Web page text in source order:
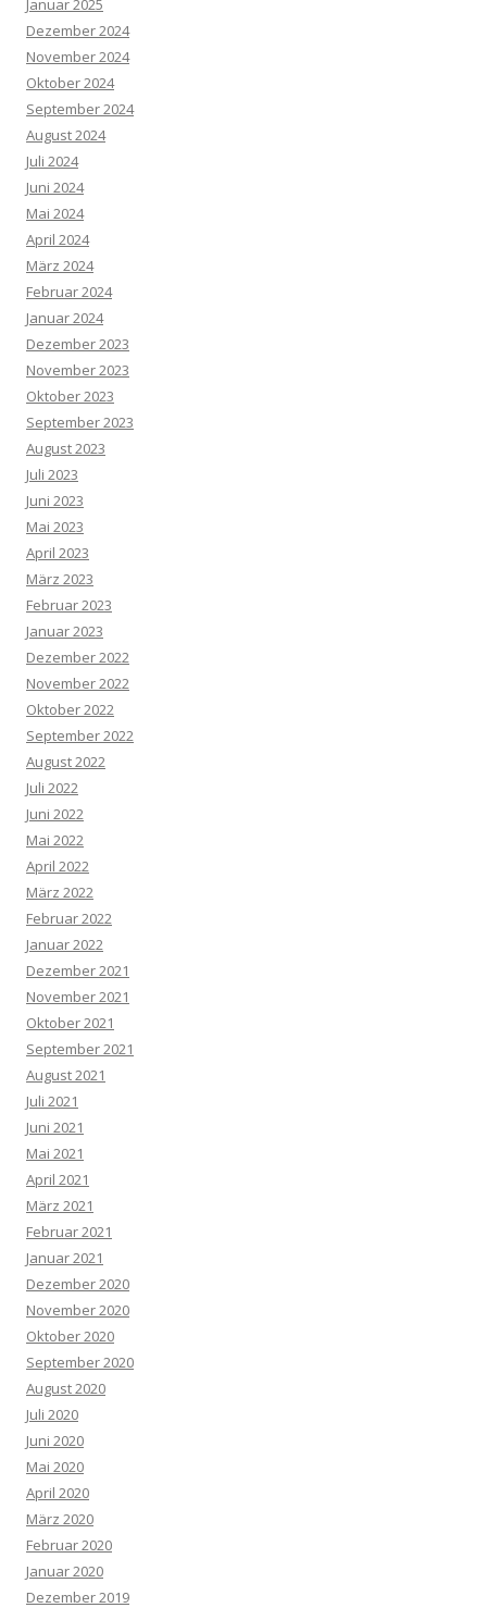
Januar 2025
Dezember 2024
November 2024
Oktober 2024
September 2024
August 2024
Juli 2024
Juni 2024
Mai 2024
April 2024
März 2024
Februar 2024
Januar 2024
Dezember 2023
November 2023
Oktober 2023
September 2023
August 2023
Juli 2023
Juni 2023
Mai 2023
April 2023
März 2023
Februar 2023
Januar 2023
Dezember 2022
November 2022
Oktober 2022
September 2022
August 2022
Juli 2022
Juni 2022
Mai 2022
April 2022
März 2022
Februar 2022
Januar 2022
Dezember 2021
November 2021
Oktober 2021
September 2021
August 2021
Juli 2021
Juni 2021
Mai 2021
April 2021
März 2021
Februar 2021
Januar 2021
Dezember 2020
November 2020
Oktober 2020
September 2020
August 2020
Juli 2020
Juni 2020
Mai 2020
April 2020
März 2020
Februar 2020
Januar 2020
Dezember 2019